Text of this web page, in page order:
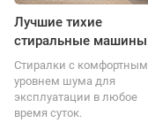
Лучшие тихие
стиральные машины
Стиралки с комфортным
уровнем шума для
эксплуатации в любое
время суток.